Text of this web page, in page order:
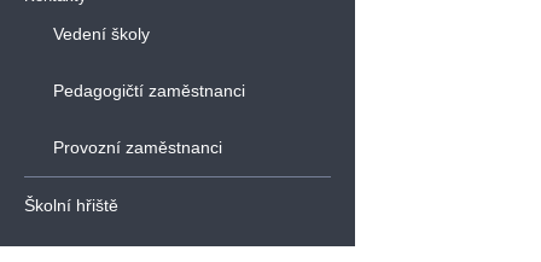
Vedení školy
Pedagogičtí zaměstnanci
Provozní zaměstnanci
Školní hřiště